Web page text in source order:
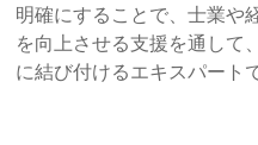
明確にすることで、士業や
を向上させる支援を通して
に結び付けるエキスパート